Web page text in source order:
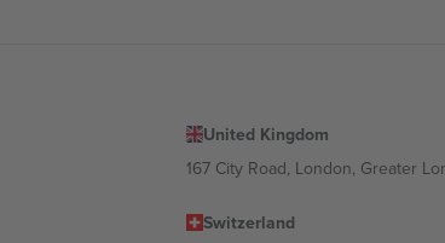
United Kingdom
167 City Road, London, Greater
Switzerland